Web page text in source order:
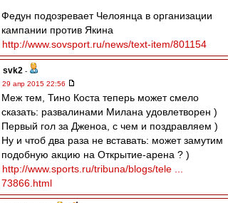
Федун подозревает Челоянца в организации
кампании против Якина
http://www.sovsport.ru/news/text-item/801154
svk2 -
29 апр 2015 22:56
Меж тем, Тино Коста теперь может смело
сказать: развалинами Милана удовлетворен )
Первый гол за Дженоа, с чем и поздравляем )
Ну и чтоб два раза не вставать: может замутим
подобную акцию на Открытие-арена ? )
http://www.sports.ru/tribuna/blogs/tele ...
73866.html